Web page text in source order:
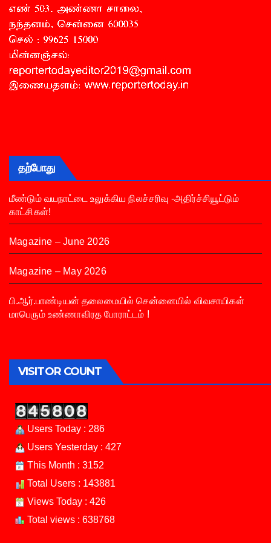
தற்போது
மீண்டும் வயநாட்டை உலுக்கிய நிலச்சரிவு -அதிர்ச்சியூட்டும்
காட்சிகள்!
Magazine – June 2026
Magazine – May 2026
பி.ஆர்.பாண்டியன் தலைமையில் சென்னையில் விவசாயிகள்
மாபெரும் உண்ணாவிரத போராட்டம் !
VISITOR COUNT
Users Today : 286
Users Yesterday : 427
This Month : 3152
Total Users : 143881
Views Today : 426
Total views : 638768